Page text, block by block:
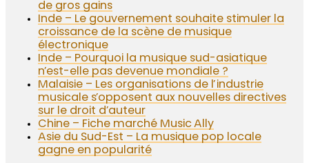
de gros gains
Inde – Le gouvernement souhaite stimuler la
croissance de la scène de musique
électronique
Inde – Pourquoi la musique sud-asiatique
n’est-elle pas devenue mondiale ?
Malaisie – Les organisations de l’industrie
musicale s’opposent aux nouvelles directives
sur le droit d’auteur
Chine – Fiche marché Music Ally
Asie du Sud-Est – La musique pop locale
gagne en popularité